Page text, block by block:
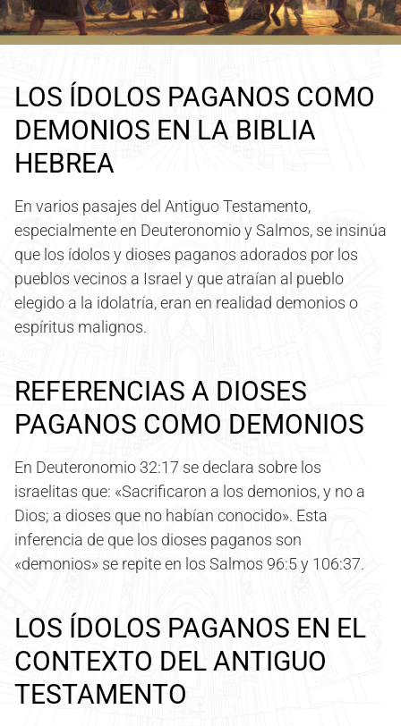
LOS ÍDOLOS PAGANOS COMO
DEMONIOS EN LA BIBLIA
HEBREA
En varios pasajes del Antiguo Testamento,
especialmente en Deuteronomio y Salmos, se insinúa
que los ídolos y dioses paganos adorados por los
pueblos vecinos a Israel y que atraían al pueblo
elegido a la idolatría, eran en realidad demonios o
espíritus malignos.
REFERENCIAS A DIOSES
PAGANOS COMO DEMONIOS
En Deuteronomio 32:17 se declara sobre los
israelitas que: «Sacrificaron a los demonios, y no a
Dios; a dioses que no habían conocido». Esta
inferencia de que los dioses paganos son
«demonios» se repite en los Salmos 96:5 y 106:37.
LOS ÍDOLOS PAGANOS EN EL
CONTEXTO DEL ANTIGUO
TESTAMENTO